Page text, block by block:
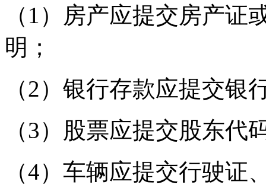
（1）房产应提交房产
明；
（2）银行存款应提交银
（3）股票应提交股东代
（4）车辆应提交行驶证